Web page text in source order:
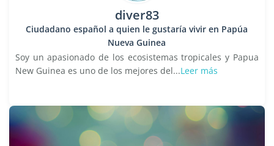
diver83
Ciudadano español a quien le gustaría vivir en Papúa
Nueva Guinea
Soy un apasionado de los ecosistemas tropicales y Papua
New Guinea es uno de los mejores del...Leer más